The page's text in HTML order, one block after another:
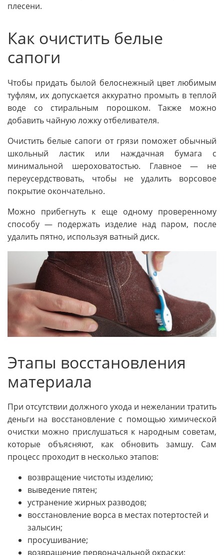
плесени.
Как очистить белые
сапоги
Чтобы придать былой белоснежный цвет любимым
туфлям, их допускается аккуратно промыть в теплой
воде со стиральным порошком. Также можно
добавить чайную ложку отбеливателя.
Очистить белые сапоги от грязи поможет обычный
школьный ластик или наждачная бумага с
минимальной шероховатостью. Главное — не
переусердствовать, чтобы не удалить ворсовое
покрытие окончательно.
Можно прибегнуть к еще одному проверенному
способу — подержать изделие над паром, после
удалить пятно, используя ватный диск.
Этапы восстановления
материала
При отсутствии должного ухода и нежелании тратить
деньги на восстановление с помощью химической
очистки можно прислушаться к народным советам,
которые объясняют, как обновить замшу. Сам
процесс проходит в несколько этапов:
возвращение чистоты изделию;
выведение пятен;
устранение жирных разводов;
восстановление ворса в местах потертостей и
залысин;
просушивание;
возвращение первоначальной окраски;